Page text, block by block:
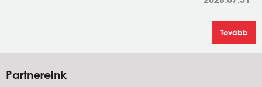
Tovább
Partnereink